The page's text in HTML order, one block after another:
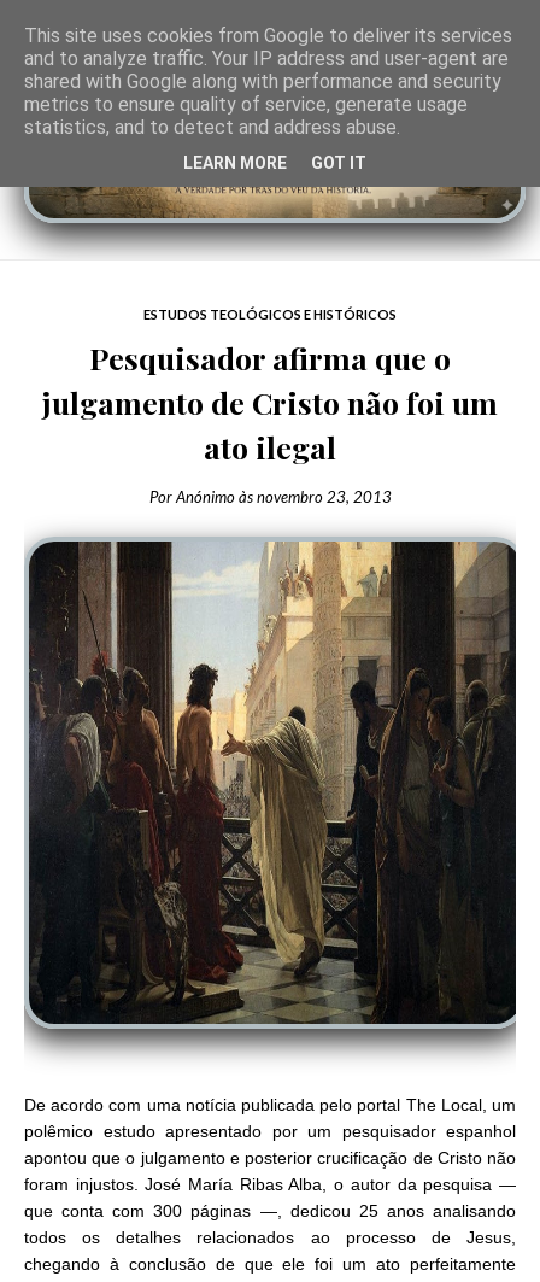
ESTUDOS TEOLÓGICOS E HISTÓRICOS
Pesquisador afirma que o
julgamento de Cristo não foi um
ato ilegal
PorAnónimo àsnovembro 23, 2013
De acordo com uma notícia publicada pelo portal The Local, um
polêmico estudo apresentado por um pesquisador espanhol
apontou que o julgamento e posterior crucificação de Cristo não
foram injustos. José María Ribas Alba, o autor da pesquisa —
que conta com 300 páginas —, dedicou 25 anos analisando
todos os detalhes relacionados ao processo de Jesus,
chegando à conclusão de que ele foi um ato perfeitamente
This site uses cookies from Google to deliver its services
and to analyze traffic. Your IP address and user-agent are
shared with Google along with performance and security
metrics to ensure quality of service, generate usage
statistics, and to detect and address abuse.
LEARN MORE GOT IT